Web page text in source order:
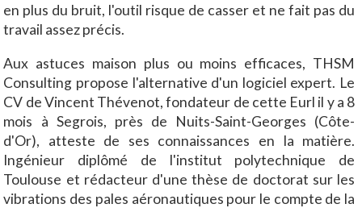
en plus du bruit, l'outil risque de casser et ne fait pas du
travail assez précis.
Aux astuces maison plus ou moins efficaces, THSM
Consulting propose l'alternative d'un logiciel expert. Le
CV de Vincent Thévenot, fondateur de cette Eurl il y a 8
mois à Segrois, près de Nuits-Saint-Georges (Côte-
d'Or), atteste de ses connaissances en la matière.
Ingénieur diplômé de l'institut polytechnique de
Toulouse et rédacteur d'une thèse de doctorat sur les
vibrations des pales aéronautiques pour le compte de la